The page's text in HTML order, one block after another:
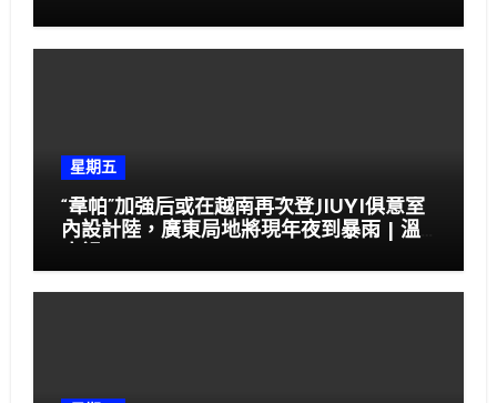
星期五
“韋帕”加強后或在越南再次登JIUYI俱意室
內設計陸，廣東局地將現年夜到暴雨 | 溫